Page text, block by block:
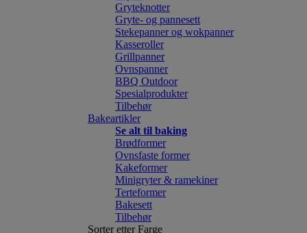
Gryteknotter
Gryte- og pannesett
Stekepanner og wokpanner
Kasseroller
Grillpanner
Ovnspanner
BBQ Outdoor
Spesialprodukter
Tilbehør
Bakeartikler
Se alt til baking
Brødformer
Ovnsfaste former
Kakeformer
Minigryter & ramekiner
Terteformer
Bakesett
Tilbehør
Sorter etter Farge